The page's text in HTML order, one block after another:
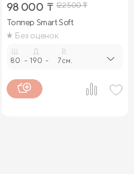
98 000 ₸ 122 500₸
Топпер Smart Soft
Без оценок
80 -
Д.
190 -
В.
7 см.